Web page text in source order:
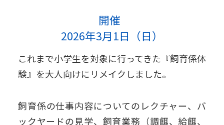
開催
2026年3月1日（日）
これまで小学生を対象に行ってきた『飼育係体
験』を大人向けにリメイクしました。
飼育係の仕事内容についてのレクチャー、バ
ックヤードの見学、飼育業務（調餌、給餌、